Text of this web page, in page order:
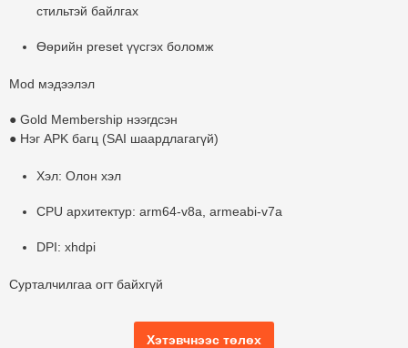
стильтэй байлгах
Өөрийн preset үүсгэх боломж
Mod мэдээлэл
● Gold Membership нээгдсэн
● Нэг APK багц (SAI шаардлагагүй)
Хэл: Олон хэл
CPU архитектур: arm64-v8a, armeabi-v7a
DPI: xhdpi
Сурталчилгаа огт байхгүй
Хэтэвчнээс төлөх